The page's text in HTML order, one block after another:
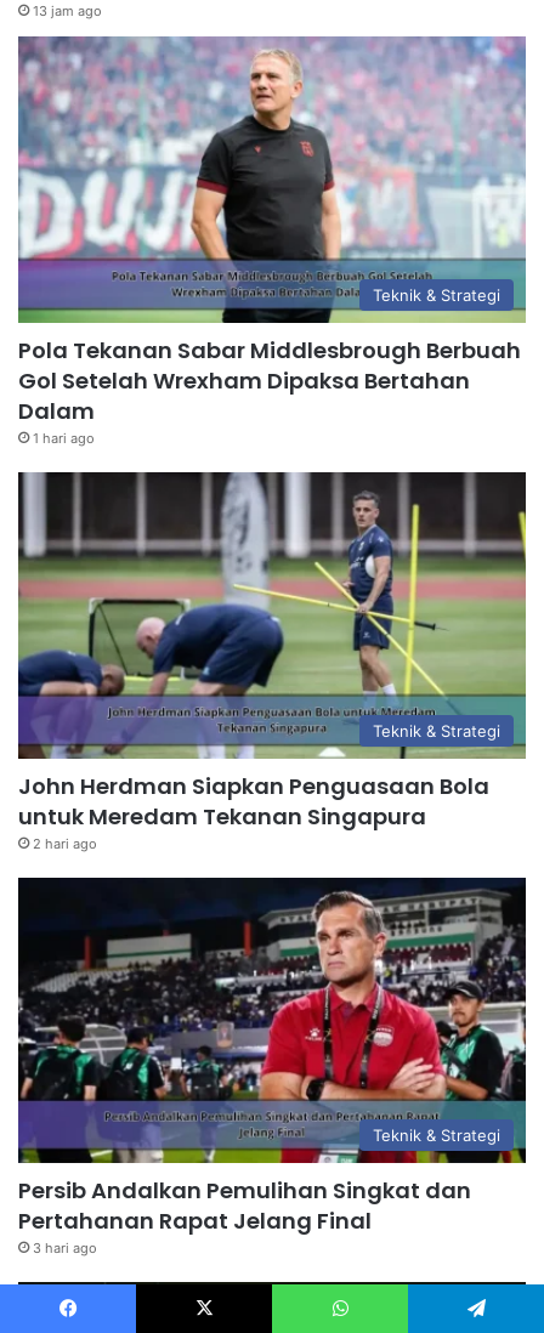
13 jam ago
Teknik & Strategi
Pola Tekanan Sabar Middlesbrough Berbuah
Gol Setelah Wrexham Dipaksa Bertahan
Dalam
1 hari ago
Teknik & Strategi
John Herdman Siapkan Penguasaan Bola
untuk Meredam Tekanan Singapura
2 hari ago
Teknik & Strategi
Persib Andalkan Pemulihan Singkat dan
Pertahanan Rapat Jelang Final
3 hari ago